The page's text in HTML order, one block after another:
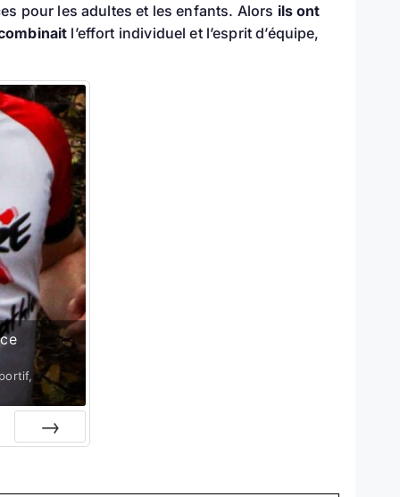
pour les adultes et les enfants. Alors ils ont
l’effort individuel et l’esprit d’équipe,